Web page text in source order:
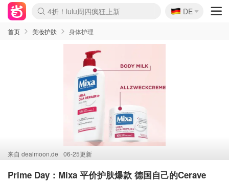
Boticinal 夏促开抢！
4折！lulu周四疯狂上新
还没结束！&OtherStories大促
Joybuy变相75折 随时失效
速领！Stanley独家85折
疑似霸哥！Camper额外叠85折
Zalando 奥莱闪促！每日更新
Moncler反季囤！5折起+叠9折
Coach Brooklyn仅€192
🇩🇪
DE
首页 美妆护肤 身体护理
来自 dealmoon.de 06-25更新
Prime Day：Mixa 平价护肤爆款 德国自己的Cerave